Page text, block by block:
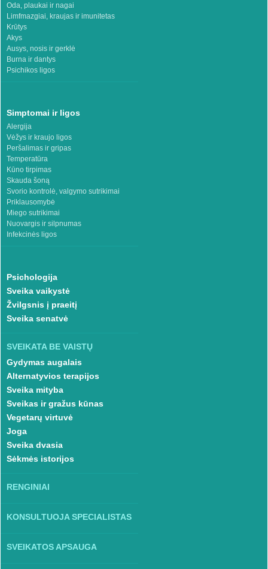
Oda, plaukai ir nagai
Limfmazgiai, kraujas ir imunitetas
Krūtys
Akys
Ausys, nosis ir gerklė
Burna ir dantys
Psichikos ligos
Simptomai ir ligos
Alergija
Vėžys ir kraujo ligos
Peršalimas ir gripas
Temperatūra
Kūno tirpimas
Skauda šoną
Svorio kontrolė, valgymo sutrikimai
Priklausomybė
Miego sutrikimai
Nuovargis ir silpnumas
Infekcinės ligos
Psichologija
Sveika vaikystė
Žvilgsnis į praeitį
Sveika senatvė
SVEIKATA BE VAISTŲ
Gydymas augalais
Alternatyvios terapijos
Sveika mityba
Sveikas ir gražus kūnas
Vegetarų virtuvė
Joga
Sveika dvasia
Sėkmės istorijos
RENGINIAI
KONSULTUOJA SPECIALISTAS
SVEIKATOS APSAUGA